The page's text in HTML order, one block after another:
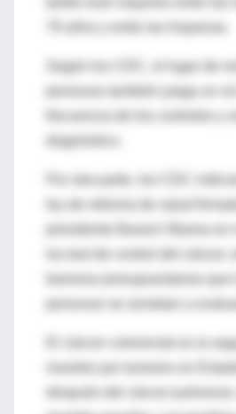
79 años y entre las hispanas.
Según los CDC, el lugar de
personas también juega un
diagnóstico.
barreras presupuestarias que
El cáncer colorrectal es la